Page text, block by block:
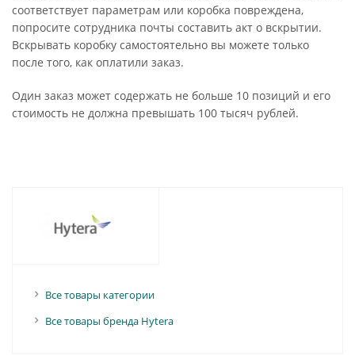
соответствует параметрам или коробка повреждена,
попросите сотрудника почты составить акт о вскрытии.
Вскрывать коробку самостоятельно вы можете только
после того, как оплатили заказ.
Один заказ может содержать не больше 10 позиций и его
стоимость не должна превышать 100 тысяч рублей.
Все товары категории
Все товары бренда Hytera